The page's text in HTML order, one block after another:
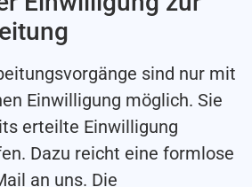
sind nur mit
Einwilligung möglich. Sie
erteilte Einwilligung
Dazu reicht eine formlose
an uns. Die